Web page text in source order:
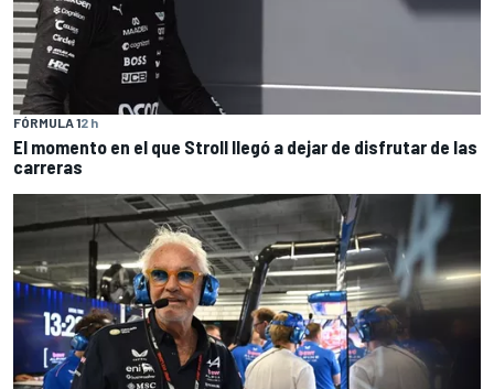
FÓRMULA 12 h
El momento en el que Stroll llegó a dejar de disfrutar de las
carreras